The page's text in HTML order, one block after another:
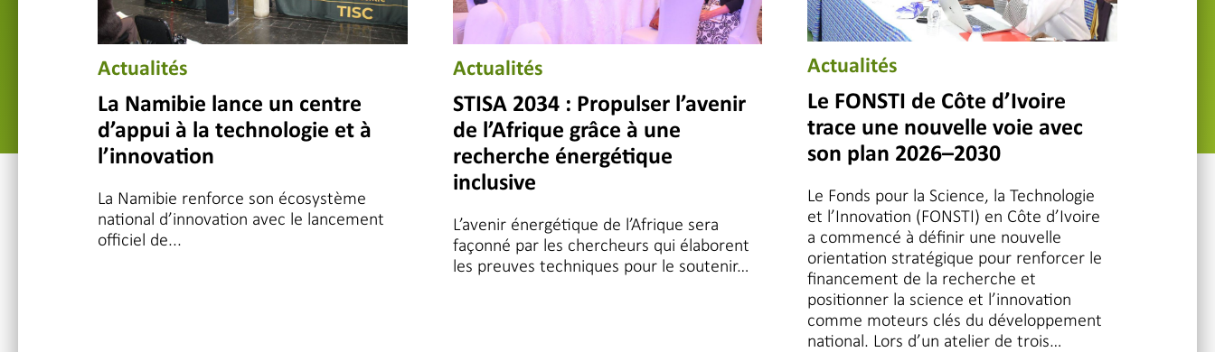
Actualités
La Namibie lance un centre
d’appui à la technologie et à
l’innovation
La Namibie renforce son écosystème
national d’innovation avec le lancement
officiel de...
Actualités
STISA 2034 : Propulser l’avenir
de l’Afrique grâce à une
recherche énergétique
inclusive
L’avenir énergétique de l’Afrique sera
façonné par les chercheurs qui élaborent
les preuves techniques pour le soutenir…
Actualités
Le FONSTI de Côte d’Ivoire
trace une nouvelle voie avec
son plan 2026–2030
Le Fonds pour la Science, la Technologie
et l’Innovation (FONSTI) en Côte d’Ivoire
a commencé à définir une nouvelle
orientation stratégique pour renforcer le
financement de la recherche et
positionner la science et l’innovation
comme moteurs clés du développement
national. Lors d’un atelier de trois…